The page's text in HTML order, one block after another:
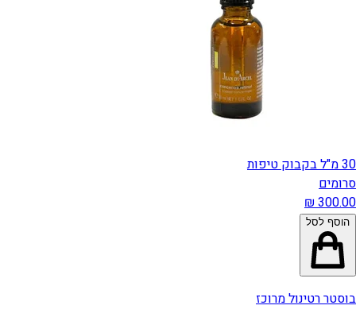
30 מ"ל בקבוק טיפות
סרומים
הוסף לסל
בוסטר רטינול מרוכז